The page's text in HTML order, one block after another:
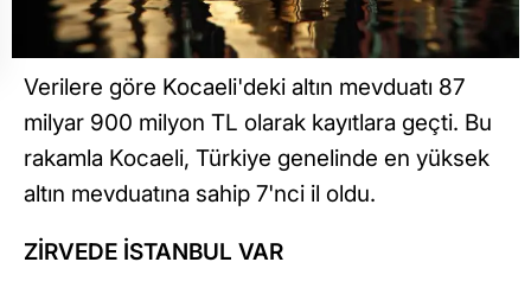
Verilere göre Kocaeli'deki altın mevduatı 87
milyar 900 milyon TL olarak kayıtlara geçti. Bu
rakamla Kocaeli, Türkiye genelinde en yüksek
altın mevduatına sahip 7'nci il oldu.
ZİRVEDE İSTANBUL VAR